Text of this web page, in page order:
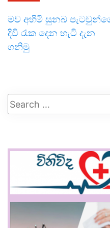
මව අහිමි සුනඛ
දිවි රැක දෙන හැටි දැන
ගනිමු